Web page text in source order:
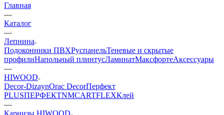
Главная
—
Каталог
—
Лепнина
Подоконники ПВХРуспанельТеневые и скрытые
профилиНапольный плинтусЛаминатМаксфортеАксессуары
—
HIWOOD
Decor-DizaynOrac DecorПерфект
PLUSПЕРФЕКТNMCARTFLEXКлей
—
Карнизы HIWOOD